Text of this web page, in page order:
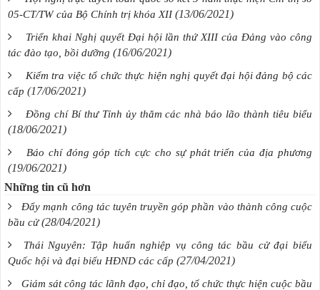
05-CT/TW của Bộ Chính trị khóa XII (13/06/2021)
Triển khai Nghị quyết Đại hội lần thứ XIII của Đảng vào công
tác đào tạo, bồi dưỡng (16/06/2021)
Kiểm tra việc tổ chức thực hiện nghị quyết đại hội đảng bộ các
cấp (17/06/2021)
Đồng chí Bí thư Tỉnh ủy thăm các nhà báo lão thành tiêu biểu
(18/06/2021)
Báo chí đóng góp tích cực cho sự phát triển của địa phương
(19/06/2021)
Những tin cũ hơn
Đẩy mạnh công tác tuyên truyền góp phần vào thành công cuộc
bầu cử (28/04/2021)
Thái Nguyên: Tập huấn nghiệp vụ công tác bầu cử đại biểu
Quốc hội và đại biểu HĐND các cấp (27/04/2021)
Giám sát công tác lãnh đạo, chỉ đạo, tổ chức thực hiện cuộc bầu